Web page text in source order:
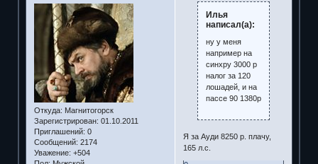
Откуда: Магнитогорск
Зарегистрирован: 01.10.2011
Приглашений: 0
Сообщений: 2174
Уважение: +504
Илья
написал(а):
ну у меня
например на
синхру 3000 р
налог за 120
лошадей, и на
пассе 90 1380р
Я за Ауди 8250 р. плачу,
165 л.с.